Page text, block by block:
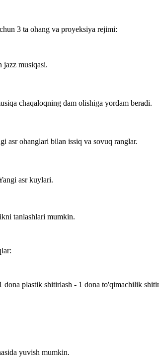
3 ta ohang va proyeksiya rejimi:
jazz musiqasi.
chaqaloqning dam olishiga yordam beradi.
asr ohanglari bilan issiq va sovuq ranglar.
asr kuylari.
tanlashlari mumkin.
plastik shitirlash - 1 dona to'qimachilik
yuvish mumkin.